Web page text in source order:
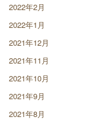
2022年2月
2022年1月
2021年12月
2021年11月
2021年10月
2021年9月
2021年8月